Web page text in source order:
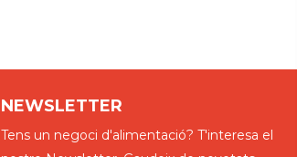
NEWSLETTER
Tens un negoci d'alimentació? T'interesa el